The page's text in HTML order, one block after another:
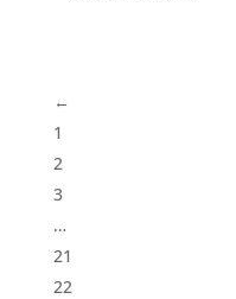
←
1
2
3
…
21
22